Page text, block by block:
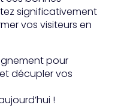
significativement
vos visiteurs en
pour
décupler vos
!